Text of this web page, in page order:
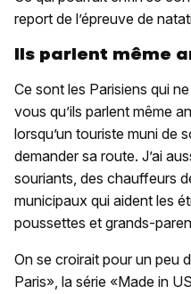
report de l’épreuve de
Ils parlent même
Ce sont les Parisiens qui
vous qu’ils parlent même
lorsqu’un touriste muni de
demander sa route. J’ai
souriants, des chauffeurs
municipaux qui aident les
poussettes et grands-
On se croirait pour un peu
Paris», la série «Made in